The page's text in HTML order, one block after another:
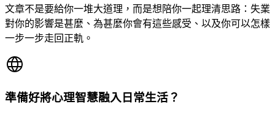
文章不是要給你一堆大道理，而是想陪你一起理清思路：失業
對你的影響是甚麼、為甚麼你會有這些感受、以及你可以怎樣
一步一步走回正軌。
準備好將心理智慧融入日常生活？